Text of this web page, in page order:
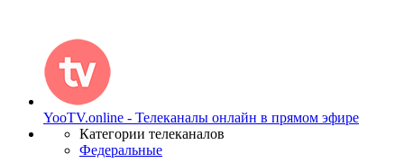
YooTV.online - Телеканалы онлайн в прямом эфире
Категории телеканалов
Федеральные